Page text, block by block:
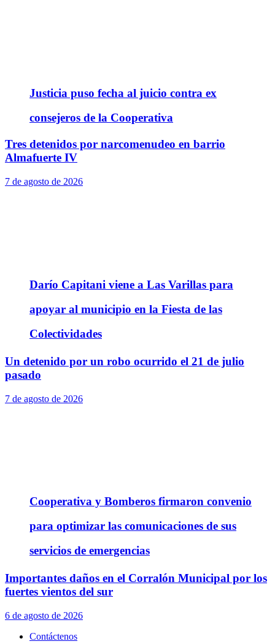
Justicia puso fecha al juicio contra ex
consejeros de la Cooperativa
Darío Capitani viene a Las Varillas para
apoyar al municipio en la Fiesta de las
Colectividades
Cooperativa y Bomberos firmaron convenio
para optimizar las comunicaciones de sus
servicios de emergencias
Tres detenidos por narcomenudeo en barrio
Almafuerte IV
7 de agosto de 2026
Un detenido por un robo ocurrido el 21 de julio
pasado
7 de agosto de 2026
Importantes daños en el Corralón Municipal por los
fuertes vientos del sur
6 de agosto de 2026
Contáctenos